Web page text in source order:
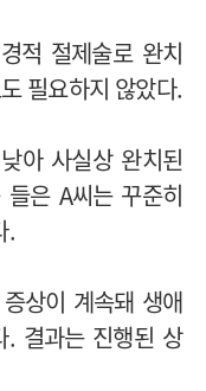
적 절제술로 완치
필요하지 않았다.
아 사실상 완치된
은 A씨는 꾸준히
.
상이 계속돼 생애
. 결과는 진행된 상